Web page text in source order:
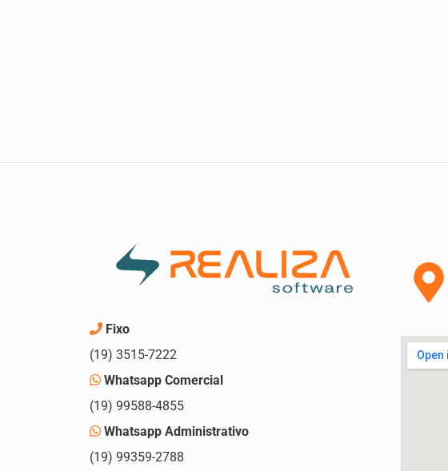
Fixo
(19) 3515-7222
Whatsapp Comercial
(19) 99588-4855
Whatsapp Administrativo
(19) 99359-2788